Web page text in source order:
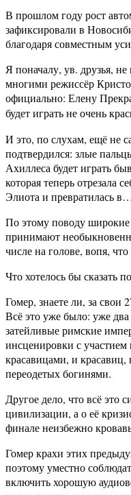
В прошлом году рост
зафиксировали в
благодаря совместным
Я поначалу, ув. друзья,
многими режиссёр
официально: Елену
будет играть не очень
И это, по слухам, ещё не
подтвердился: злые
Ахиллеса будет играть
которая теперь отрезала
Элиота и превратилась
По этому поводу широкие
принимают
числе на голове, вопя,
Что хотелось бы сказать
Гомер, знаете ли, за свои
Всё это уже было: уже два
затейливые римские
инсценировки с участием
красавицами, и красавиц,
переодетых богинями.
Другое дело, что всё это
цивилизации, а о её
финале неизбежно
Гомер крахи этих
поэтому уместно
включить хорошую